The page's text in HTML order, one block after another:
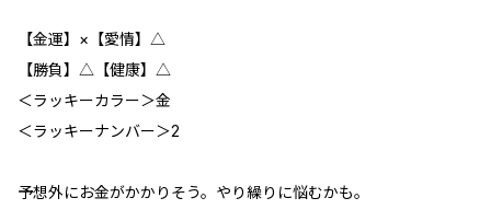
【金運】×【愛情】△
【勝負】△【健康】△
＜ラッキーカラー＞金
＜ラッキーナンバー＞2
予想外にお金がかかりそう。やり繰りに悩むかも。